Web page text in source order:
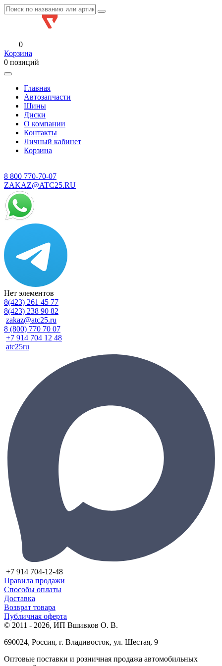
0
Корзина
0 позиций
Главная
Автозапчасти
Шины
Диски
О компании
Контакты
Личный кабинет
Корзина
8 800 770-70-07
ZAKAZ@ATC25.RU
Нет элементов
8(423) 261 45 77
8(423) 238 90 82
zakaz@atc25.ru
8 (800) 770 70 07
+7 914 704 12 48
atc25ru
+7 914 704-12-48
Правила продажи
Способы оплаты
Доставка
Возврат товара
Публичная оферта
© 2011 - 2026, ИП Вшивков О. В.
690024, Россия, г. Владивосток, ул. Шестая, 9
Оптовые поставки и розничная продажа автомобильных